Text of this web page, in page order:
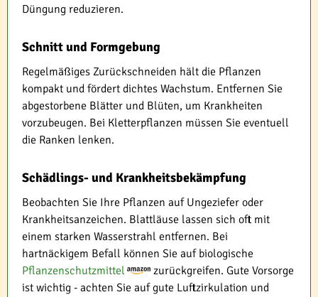
Düngung reduzieren.
Schnitt und Formgebung
Regelmäßiges Zurückschneiden hält die Pflanzen
kompakt und fördert dichtes Wachstum. Entfernen Sie
abgestorbene Blätter und Blüten, um Krankheiten
vorzubeugen. Bei Kletterpflanzen müssen Sie eventuell
die Ranken lenken.
Schädlings- und Krankheitsbekämpfung
Beobachten Sie Ihre Pflanzen auf Ungeziefer oder
Krankheitsanzeichen. Blattläuse lassen sich oft mit
einem starken Wasserstrahl entfernen. Bei
hartnäckigem Befall können Sie auf biologische
Pflanzenschutzmittel
zurückgreifen. Gute Vorsorge
ist wichtig - achten Sie auf gute Luftzirkulation und